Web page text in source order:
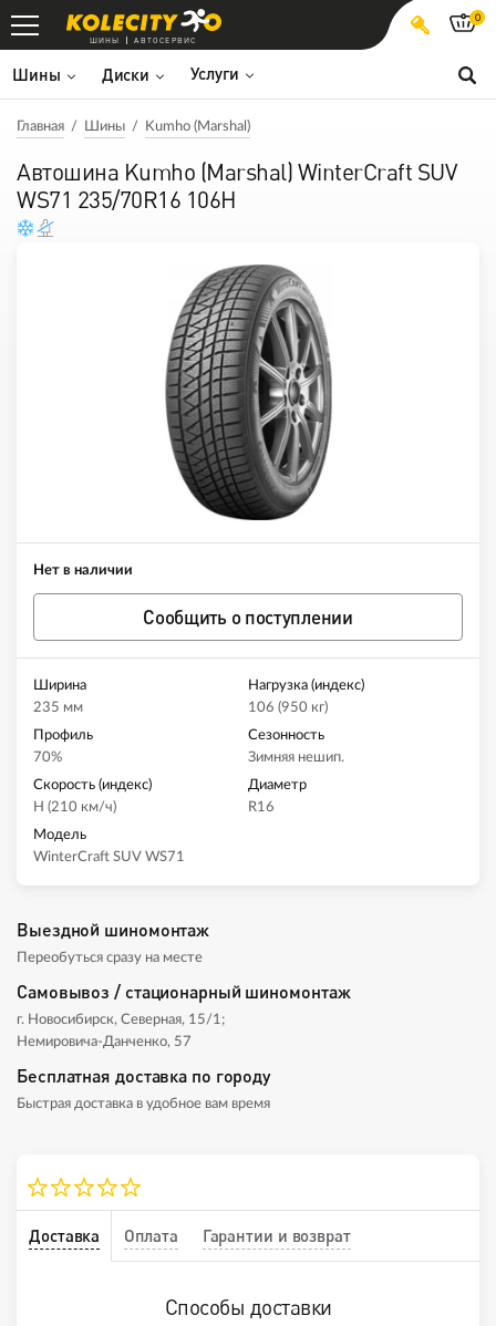
ШИНЫ АВТОСЕРВИС
Шины Диски Услуги
0
Главная Шины Kumho (Marshal)
Автошина Kumho (Marshal) WinterCraft SUV
WS71 235/70R16 106H
Нет в наличии
Сообщить о поступлении
Ширина
235 мм
Нагрузка (индекс)
106 (950 кг)
Профиль
70%
Сезонность
Зимняя нешип.
Скорость (индекс)
H (210 км/ч)
Диаметр
R16
Модель
WinterCraft SUV WS71
Выездной шиномонтаж
Переобуться сразу на месте
Самовывоз / стационарный шиномонтаж
г. Новосибирск, Северная, 15/1;
Немировича-Данченко, 57
Бесплатная доставка по городу
Быстрая доставка в удобное вам время
Доставка Оплата Гарантии и возврат
Способы доставки